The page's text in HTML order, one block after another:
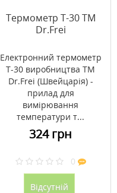
Термометр T-30 ТМ
Dr.Frei
Електронний термометр
T-30 виробництва ТМ
Dr.Frei (Швейцарія) -
прилад для
вимірювання
температури т...
324 грн
0
Відсутній